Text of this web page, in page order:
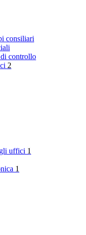
consiliari
controllo
2
uffici 1
1